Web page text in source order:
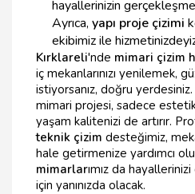
hayallerinizin
Ayrıca, yapı proje çizimi
ekibimiz ile
Kırklareli'nde mimari çizim
iç mekanlarınızı yenilemek,
istiyorsanız, doğru
mimari projesi, sadece
yaşam kalitenizi de artırır.
teknik çizim desteğimiz,
hale getirmenize yardımcı
mimarlarımız da
için yanınızda olacak.